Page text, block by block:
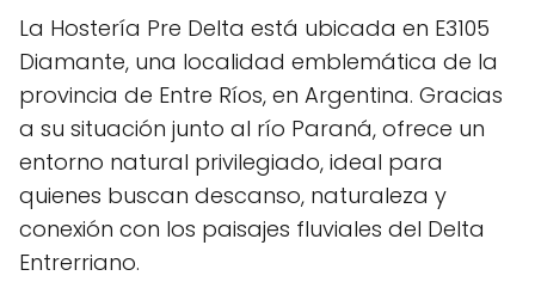
La Hostería Pre Delta está ubicada en E3105
Diamante, una localidad emblemática de la
provincia de Entre Ríos, en Argentina. Gracias
a su situación junto al río Paraná, ofrece un
entorno natural privilegiado, ideal para
quienes buscan descanso, naturaleza y
conexión con los paisajes fluviales del Delta
Entrerriano.